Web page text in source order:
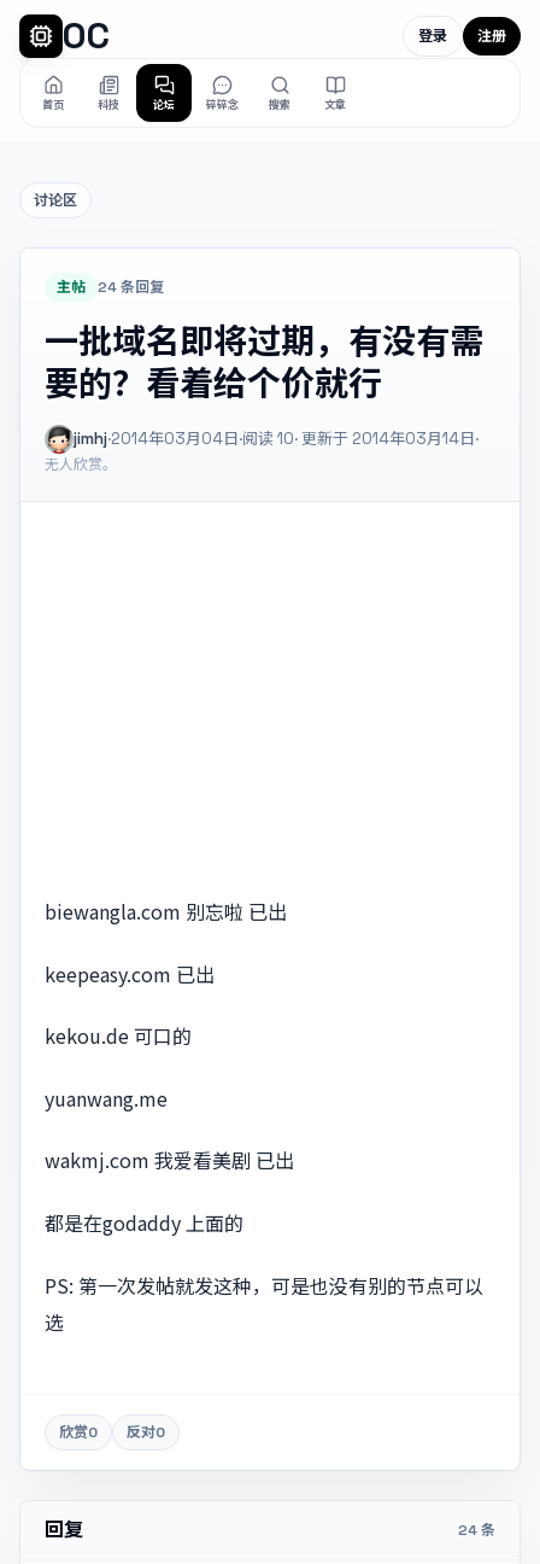
OC
首页 科技 论坛 碎碎念 搜索 文章
登录 注册
讨论区
主帖 24 条回复
一批域名即将过期，有没有需
要的？看着给个价就行
jimhj·2014年03月04日·阅读 10· 更新于 2014年03月14日·
无人欣赏。
biewangla.com 别忘啦 已出
keepeasy.com 已出
kekou.de 可口的
yuanwang.me
wakmj.com 我爱看美剧 已出
都是在godaddy 上面的
PS: 第一次发帖就发这种，可是也没有别的节点可以
选
欣赏0 反对0
回复 24 条